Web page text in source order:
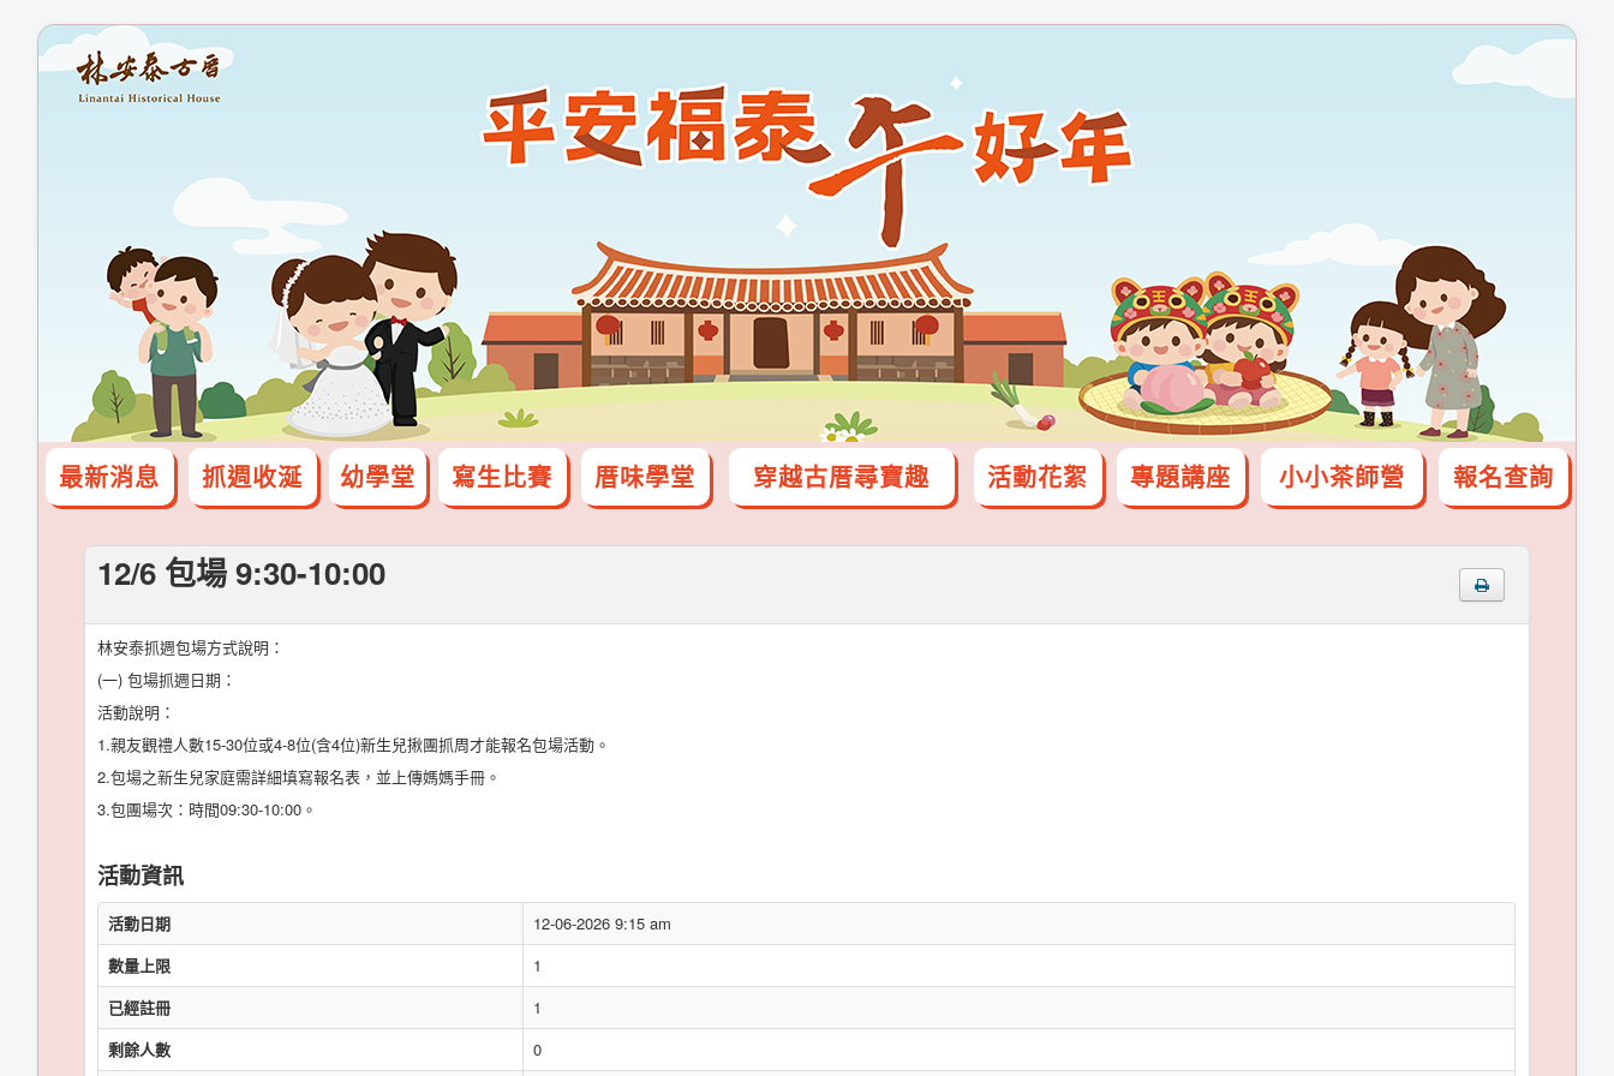
最新消息 抓週收涎 幼學堂 寫生比賽 厝味學堂 穿越古厝尋寶趣 活動花絮 專題講座 小小茶師營 報名查詢
12/6 包場 9:30-10:00
林安泰抓週包場方式說明：
(一) 包場抓週日期：
活動說明：
1.親友觀禮人數15-30位或4-8位(含4位)新生兒揪團抓周才能報名包場活動。
2.包場之新生兒家庭需詳細填寫報名表，並上傳媽媽手冊。
3.包團場次：時間09:30-10:00。
活動資訊
活動日期
12-06-2026 9:15 am
數量上限
1
已經註冊
1
剩餘人數
0